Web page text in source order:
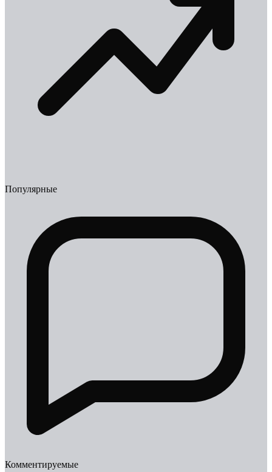
Популярные
Комментируемые